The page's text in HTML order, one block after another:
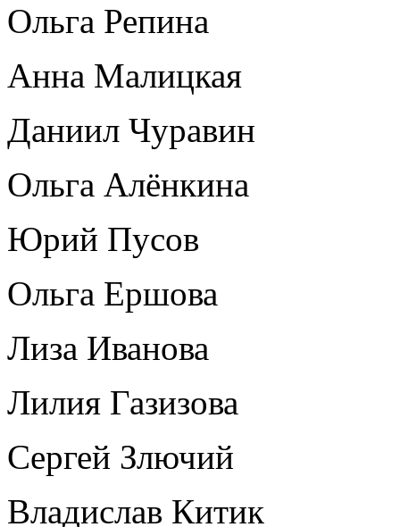
Ольга Репина
Анна Малицкая
Даниил Чуравин
Ольга Алёнкина
Юрий Пусов
Ольга Ершова
Лиза Иванова
Лилия Газизова
Сергей Злючий
Владислав Китик